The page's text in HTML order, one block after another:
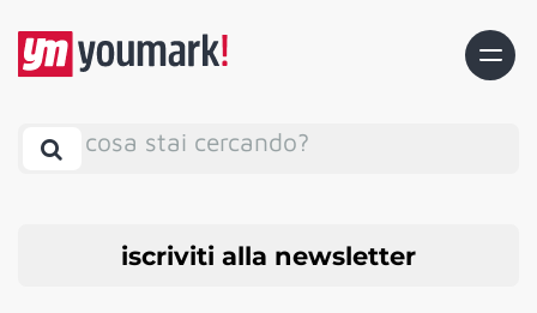
cosa stai cercando?
iscriviti alla newsletter